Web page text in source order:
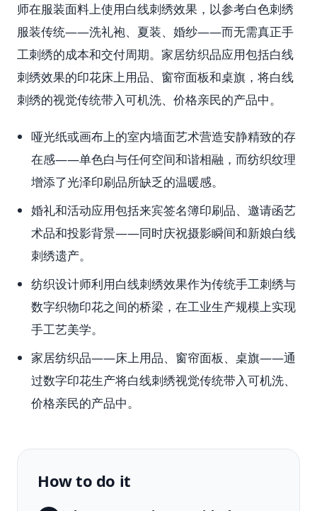
师在服装面料上使用白线刺绣效果，以参考白色刺绣
服装传统——洗礼袍、夏装、婚纱——而无需真正手
工刺绣的成本和交付周期。家居纺织品应用包括白线
刺绣效果的印花床上用品、窗帘面板和桌旗，将白线
刺绣的视觉传统带入可机洗、价格亲民的产品中。
哑光纸或画布上的室内墙面艺术营造安静精致的存
在感——单色白与任何空间和谐相融，而纺织纹理
增添了光泽印刷品所缺乏的温暖感。
婚礼和活动应用包括来宾签名簿印刷品、邀请函艺
术品和投影背景——同时庆祝摄影瞬间和新娘白线
刺绣遗产。
纺织设计师利用白线刺绣效果作为传统手工刺绣与
数字织物印花之间的桥梁，在工业生产规模上实现
手工艺美学。
家居纺织品——床上用品、窗帘面板、桌旗——通
过数字印花生产将白线刺绣视觉传统带入可机洗、
价格亲民的产品中。
How to do it